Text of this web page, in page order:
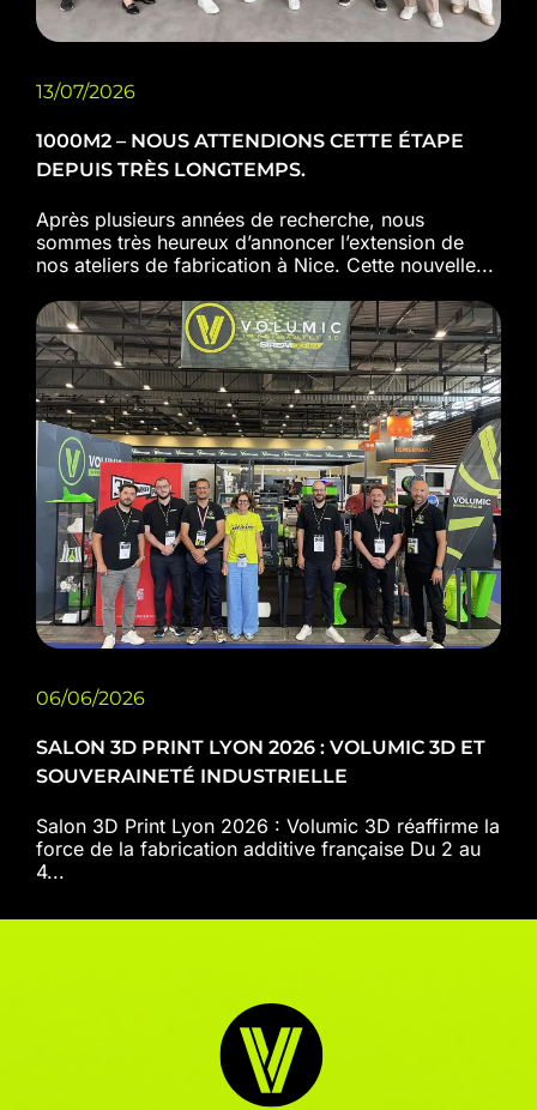
13/07/2026
1000M2 – NOUS ATTENDIONS CETTE ÉTAPE
DEPUIS TRÈS LONGTEMPS.
Après plusieurs années de recherche, nous
sommes très heureux d’annoncer l’extension de
nos ateliers de fabrication à Nice. Cette nouvelle...
06/06/2026
SALON 3D PRINT LYON 2026 : VOLUMIC 3D ET
SOUVERAINETÉ INDUSTRIELLE
Salon 3D Print Lyon 2026 : Volumic 3D réaffirme la
force de la fabrication additive française Du 2 au
4...